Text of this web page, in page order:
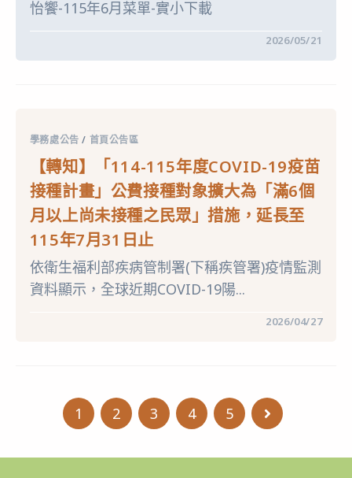
項〉
級
菜
單〉
怡饗-115年6月菜單-實小下載
月
級
和
一
甲
菜
單〉
中
2026/05/21
學務處公告 / 首頁公告區
【轉知】「114-115年度COVID-19疫苗
接種計畫」公費接種對象擴大為「滿6個
月以上尚未接種之民眾」措施，延長至
115年7月31日止
依衛生福利部疾病管制署(下稱疾管署)疫情監測
資料顯示，全球近期COVID-19陽...
COVID-
種
2026/04/27
1 2 3 4 5 Go to the